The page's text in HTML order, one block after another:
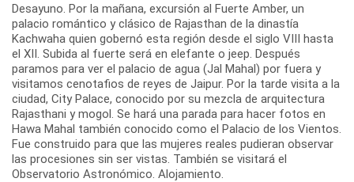
Desayuno. Por la mañana, excursión al Fuerte Amber, un
palacio romántico y clásico de Rajasthan de la dinastía
Kachwaha quien gobernó esta región desde el siglo VIII hasta
el XII. Subida al fuerte será en elefante o jeep. Después
paramos para ver el palacio de agua (Jal Mahal) por fuera y
visitamos cenotafios de reyes de Jaipur. Por la tarde visita a la
ciudad, City Palace, conocido por su mezcla de arquitectura
Rajasthani y mogol. Se hará una parada para hacer fotos en
Hawa Mahal también conocido como el Palacio de los Vientos.
Fue construido para que las mujeres reales pudieran observar
las procesiones sin ser vistas. También se visitará el
Observatorio Astronómico. Alojamiento.